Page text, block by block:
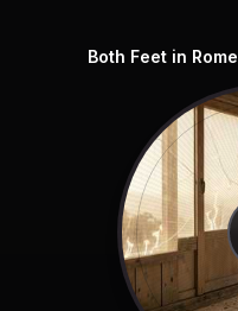
Both Feet in Rome